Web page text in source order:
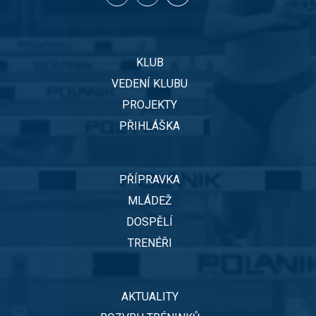
KLUB
VEDENÍ KLUBU
PROJEKTY
PŘIHLÁŠKA
PŘÍPRAVKA
MLÁDEŽ
DOSPĚLÍ
TRENÉŘI
AKTUALITY